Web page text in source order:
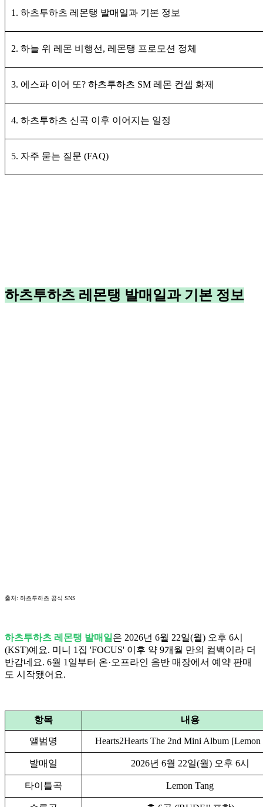
1. 하츠투하츠 레몬탱 발매일과 기본 정보
2. 하늘 위 레몬 비행선, 레몬탱 프로모션 정체
3. 에스파 이어 또? 하츠투하츠 SM 레몬 컨셉 화제
4. 하츠투하츠 신곡 이후 이어지는 일정
5. 자주 묻는 질문 (FAQ)
하츠투하츠 레몬탱 발매일과 기본 정보
출처: 하츠투하츠 공식 SNS
하츠투하츠 레몬탱 발매일 은 2026년 6월 22일(월) 오후 6시
(KST)예요. 미니 1집 'FOCUS' 이후 약 9개월 만의 컴백이라 더
반갑네요. 6월 1일부터 온·오프라인 음반 매장에서 예약 판매
도 시작됐어요.
항목 내용
앨범명 Hearts2Hearts The 2nd Mini Album [Lemon
발매일 2026년 6월 22일(월) 오후 6시
타이틀곡 Lemon Tang